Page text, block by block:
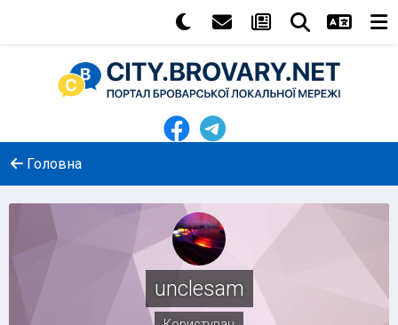
Головна
unclesam